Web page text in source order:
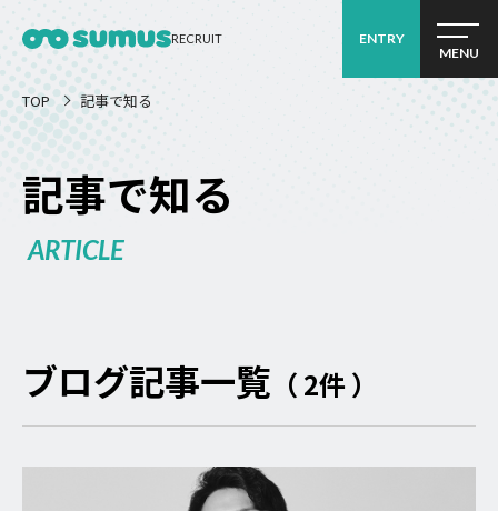
RECRUIT
ENTRY
MENU
記事で知る
ARTICLE
TOP 記事で知る
ブログ記事一覧 （ 2件 ）